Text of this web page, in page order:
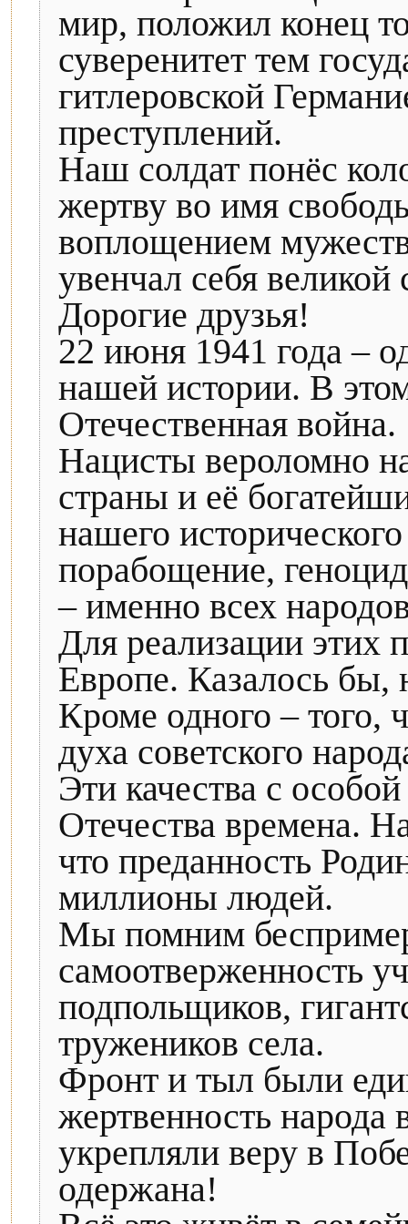
мир, положил конец
суверенитет тем
гитлеровской
преступлений.
Наш солдат понёс
жертву во имя
воплощением
увенчал себя
Дорогие друзья!
22 июня 1941 года –
нашей истории. В
Отечественная война.
Нацисты вероломно
страны и её
нашего
порабощение,
– именно всех
Для реализации этих
Европе. Казалось бы,
Кроме одного – того,
духа советского
Эти качества с
Отечества времена.
что преданность
миллионы людей.
Мы помним
самоотверженность
подпольщиков,
тружеников села.
Фронт и тыл были
жертвенность
укрепляли веру в
одержана!